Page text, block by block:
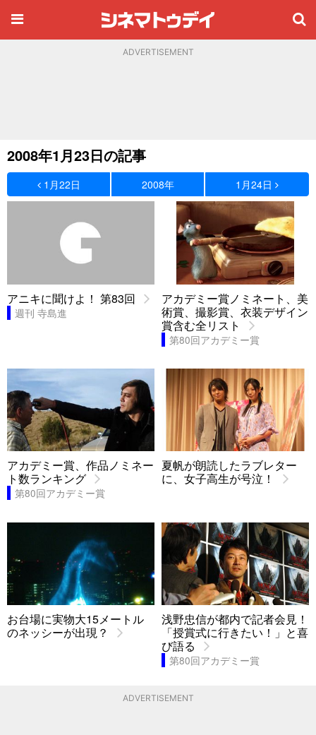
ADVERTISEMENT
2008年1月23日の記事
1月22日 2008年 1月24日
アニキに聞けよ！ 第83回
週刊 寺島進
アカデミー賞ノミネート、美
術賞、撮影賞、衣装デザイン
賞含む全リスト
第80回アカデミー賞
アカデミー賞、作品ノミネー
ト数ランキング
第80回アカデミー賞
夏帆が朗読したラブレター
に、女子高生が号泣！
お台場に実物大15メートル
のネッシーが出現？
浅野忠信が都内で記者会見！
「授賞式に行きたい！」と喜
び語る
第80回アカデミー賞
ADVERTISEMENT